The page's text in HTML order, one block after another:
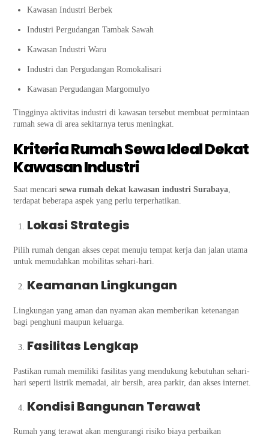
Kawasan Industri Berbek
Industri Pergudangan Tambak Sawah
Kawasan Industri Waru
Industri dan Pergudangan Romokalisari
Kawasan Pergudangan Margomulyo
Tingginya aktivitas industri di kawasan tersebut membuat permintaan
rumah sewa di area sekitarnya terus meningkat.
Kriteria Rumah Sewa Ideal Dekat
Kawasan Industri
Saat mencarisewa rumah dekat kawasan industri Surabaya,
terdapat beberapa aspek yang perlu terperhatikan.
Lokasi Strategis
Pilih rumah dengan akses cepat menuju tempat kerja dan jalan utama
untuk memudahkan mobilitas sehari-hari.
Keamanan Lingkungan
Lingkungan yang aman dan nyaman akan memberikan ketenangan
bagi penghuni maupun keluarga.
Fasilitas Lengkap
Pastikan rumah memiliki fasilitas yang mendukung kebutuhan sehari-
hari seperti listrik memadai, air bersih, area parkir, dan akses internet.
Kondisi Bangunan Terawat
Rumah yang terawat akan mengurangi risiko biaya perbaikan